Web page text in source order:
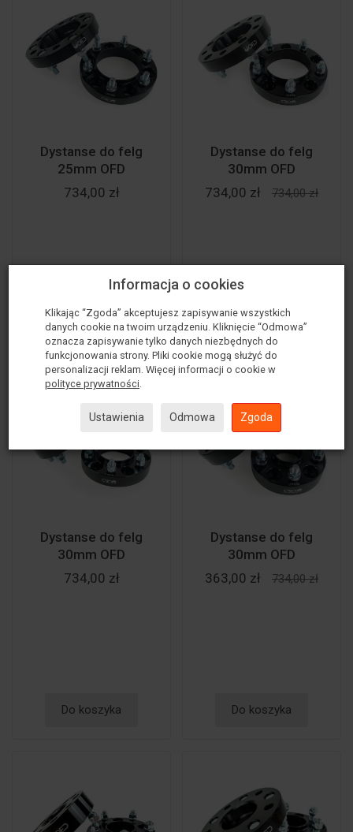
Dystanse do felg
25mm OFD
734,00 zł
Do koszyka
Dystanse do felg
30mm OFD
734,00 zł
734,00 zł
Do koszyka
Dystanse do felg
30mm OFD
734,00 zł
Do koszyka
Dystanse do felg
30mm OFD
363,00 zł
734,00 zł
Do koszyka
Informacja o cookies
Klikając “Zgoda” akceptujesz zapisywanie wszystkich
danych cookie na twoim urządzeniu. Kliknięcie “Odmowa”
oznacza zapisywanie tylko danych niezbędnych do
funkcjonowania strony. Pliki cookie mogą służyć do
personalizacji reklam. Więcej informacji o cookie w
polityce prywatności.
Ustawienia Odmowa Zgoda